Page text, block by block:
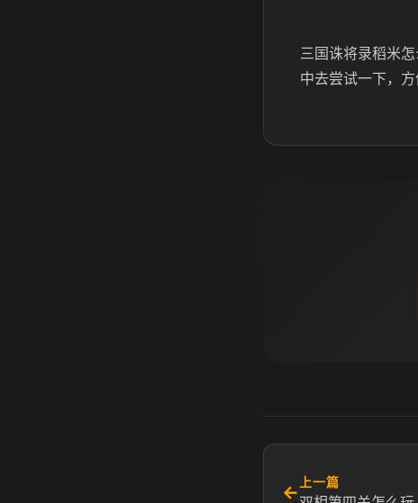
三国诛将录稻米
中去尝试一下，
← 上一篇